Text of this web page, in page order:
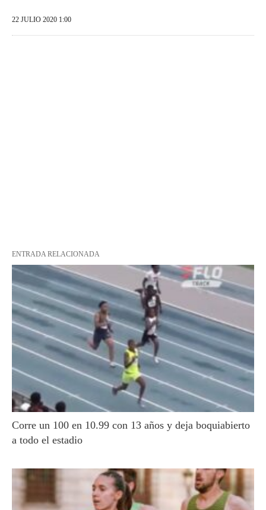
22 JULIO 2020 1:00
ENTRADA RELACIONADA
Corre un 100 en 10.99 con 13 años y deja boquiabierto
a todo el estadio